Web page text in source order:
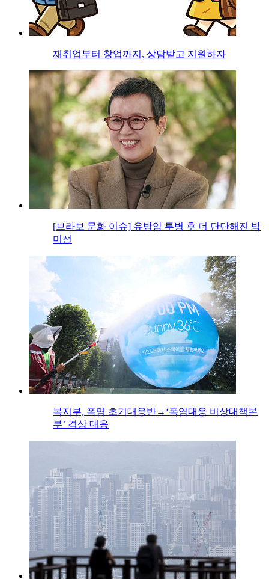
재취업부터 창업까지, 상담받고 지원하자
[브라보 문화 이슈] 유방암 투병 후 더 단단해진 박
미선
복지부, 폭염 초기대응반→‘폭염대응 비상대책본
부’ 격상 대응